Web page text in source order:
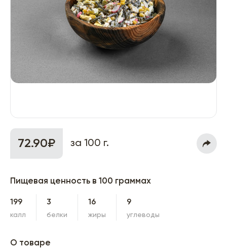
72.90₽ за 100 г.
Пищевая ценность в 100 граммах
199
калл
3
белки
16
жиры
9
углеводы
О товаре